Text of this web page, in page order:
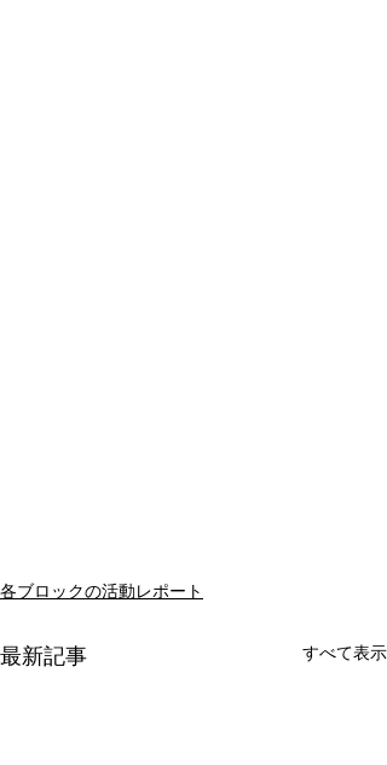
各ブロックの活動レポート
最新記事 すべて表示